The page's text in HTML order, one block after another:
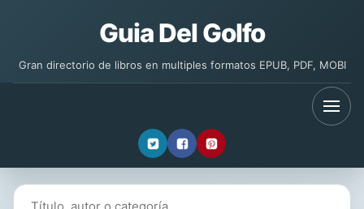
Guia Del Golfo
Gran directorio de libros en multiples formatos EPUB, PDF, MOBI